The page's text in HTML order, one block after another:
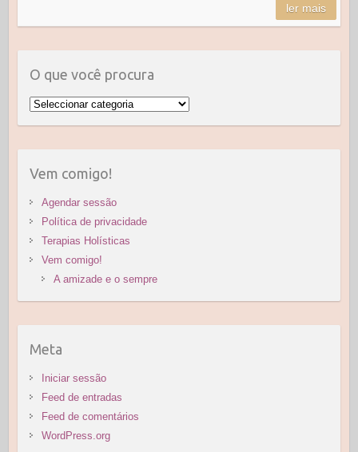
o
o
k
o
n
ler mais
O que você procura
O
Vem comigo!
Agendar sessão
Política de privacidade
Terapias Holísticas
Vem comigo!
A amizade e o sempre
Meta
Iniciar sessão
Feed de entradas
Feed de comentários
WordPress.org